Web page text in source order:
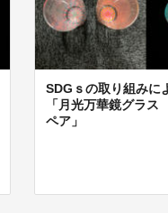
SDGｓの取り組みに
「月光万華鏡グラ
ペア」